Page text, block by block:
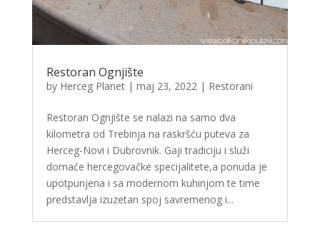
Restoran Ognjište
by Herceg Planet| maj 23, 2022| Restorani
Restoran Ognjište se nalazi na samo dva
kilometra od Trebinja na raskršću puteva za
Herceg-Novi i Dubrovnik. Gaji tradiciju i služi
domaće hercegovačke specijalitete,a ponuda je
upotpunjena i sa modernom kuhinjom te time
predstavlja izuzetan spoj savremenog i...